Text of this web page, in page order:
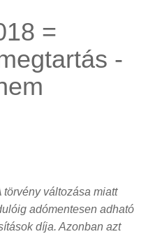
=
-
törvény változása miatt
adómentesen adható
díja. Azonban azt